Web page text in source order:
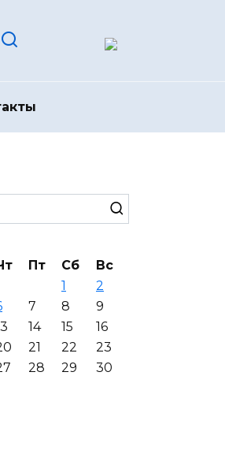
Пт Сб
Вс
1
2
7 8
9
14 15
16
21 22
23
28 29
30